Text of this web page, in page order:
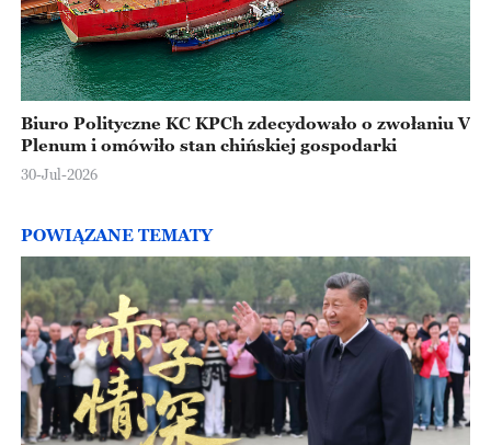
Biuro Polityczne KC KPCh zdecydowało o zwołaniu V
Plenum i omówiło stan chińskiej gospodarki
30-Jul-2026
POWIĄZANE TEMATY